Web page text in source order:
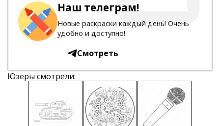
Наш телеграм!
Новые раскраски каждый день! Очень
удобно и доступно!
Смотреть
Юзеры смотрели: